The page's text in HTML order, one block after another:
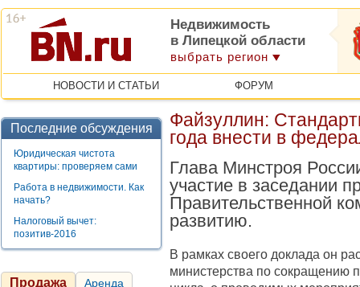
Недвижимость
в Липецкой области
выбрать регион
НОВОСТИ И СТАТЬИ ФОРУМ
Последние обсуждения
Юридическая чистота
квартиры: проверяем сами
Работа в недвижимости. Как
начать?
Налоговый вычет:
позитив-2016
Продажа Аренда
Файзуллин:
года внести в
Глава Минстроя
участие в заседании
Правительственной
развитию.
В рамках своего доклада он
министерства по сокращению